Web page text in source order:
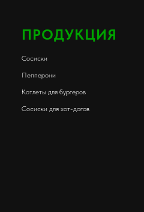
ПРОДУКЦИЯ
Сосиски
Пепперони
Котлеты для бургеров
Сосиски для хот-догов